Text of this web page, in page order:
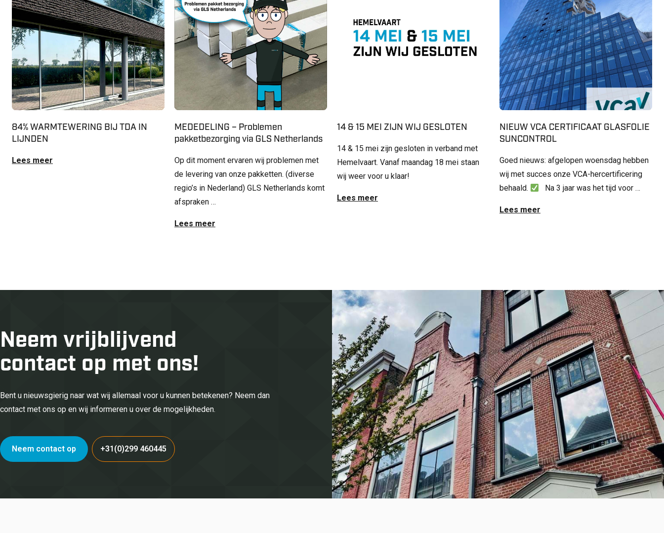
84% WARMTEWERING BIJ TDA IN
LIJNDEN
Lees meer
MEDEDELING – Problemen
pakketbezorging via GLS Netherlands
Op dit moment ervaren wij problemen met
de levering van onze pakketten. (diverse
regio’s in Nederland) GLS Netherlands komt
afspraken …
Lees meer
14 & 15 MEI ZIJN WIJ GESLOTEN
14 & 15 mei zijn gesloten in verband met
Hemelvaart. Vanaf maandag 18 mei staan
wij weer voor u klaar!
Lees meer
NIEUW VCA CERTIFICAAT GLASFOLIE
SUNCONTROL
Goed nieuws: afgelopen woensdag hebben
wij met succes onze VCA-hercertificering
behaald.
Na 3 jaar was het tijd voor …
Lees meer
Neem vrijblijvend
contact op met ons!
Bent u nieuwsgierig naar wat wij allemaal voor u kunnen betekenen? Neem dan
contact met ons op en wij informeren u over de mogelijkheden.
Neem contact op +31(0)299 460445